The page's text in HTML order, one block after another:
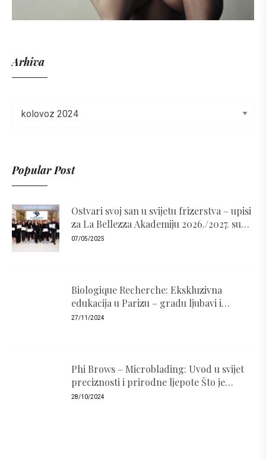
Arhiva
Popular Post
Ostvari svoj san u svijetu frizerstva – upisi
za La Bellezza Akademiju 2026./2027. su
otvoreni!
07/05/2025
Biologique Recherche: Ekskluzivna
edukacija u Parizu – gradu ljubavi i
luksuza
27/11/2024
Phi Brows – Microblading: Uvod u svijet
preciznosti i prirodne ljepote Što je
PhiBrows i zašto je popularan ?
28/10/2024